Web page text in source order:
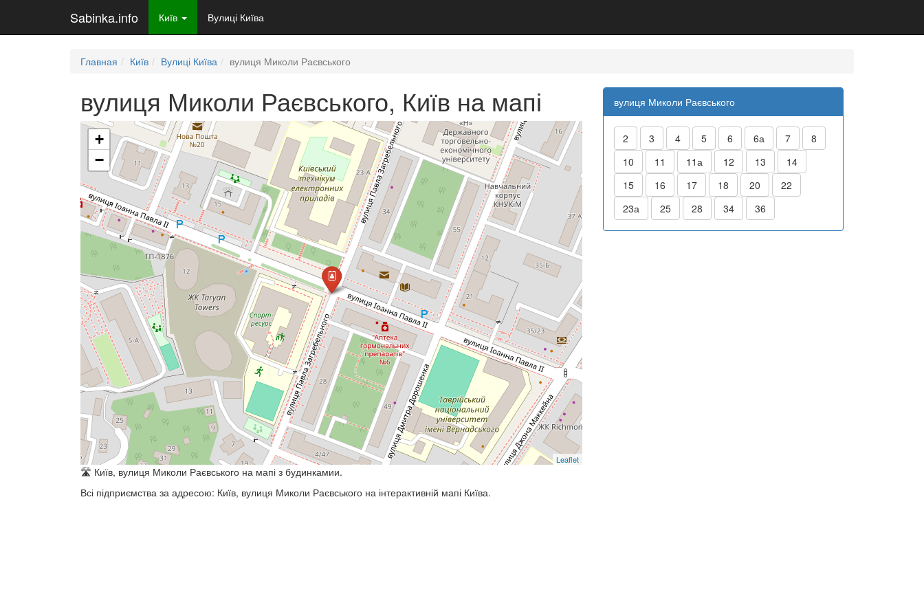
Sabinka.info Київ Вулиці Київа
Главная Київ Вулиці Київа вулиця Миколи Раєвського
вулиця Миколи Раєвського, Київ на мапі
Завантаження мапи
+
−
Leaflet
🛣️ Київ, вулиця Миколи Раєвського на мапі з будинкамии.
Всі підприємства за адресою: Київ, вулиця Миколи Раєвського на інтерактивній мапі Київа.
вулиця Миколи Раєвського
2 3 4 5 6 6а 7
8
10
11 11а 12 13
14
15
16 17 18 20
22
23а
25 28 34 36